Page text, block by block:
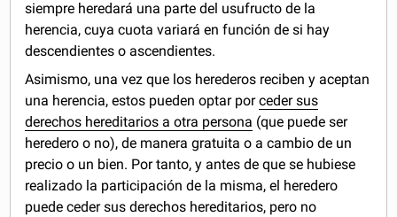
siempre heredará una parte del usufructo de la
herencia, cuya cuota variará en función de si hay
descendientes o ascendientes.
Asimismo, una vez que los herederos reciben y aceptan
una herencia, estos pueden optar porceder sus
derechos hereditarios a otra persona (que puede ser
heredero o no), de manera gratuita o a cambio de un
precio o un bien. Por tanto, y antes de que se hubiese
realizado la participación de la misma, el heredero
puede ceder sus derechos hereditarios, pero no